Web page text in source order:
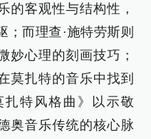
的客观性与结构性，
而理查·施特劳斯则
妙心理的刻画技巧；
莫扎特的音乐中找到
特风格曲》以示敬
奥音乐传统的核心脉